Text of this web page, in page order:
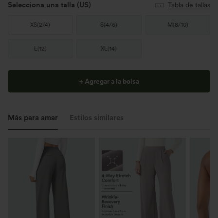
Selecciona una talla (US) Tabla de tallas
XS(2/4) S(4/6) M(8/10)
L(12) XL(14)
+ Agregar a la bolsa
Más para amar Estilos similares